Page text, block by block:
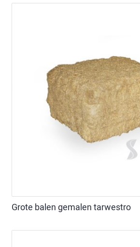
Grote balen gemalen tarwestro